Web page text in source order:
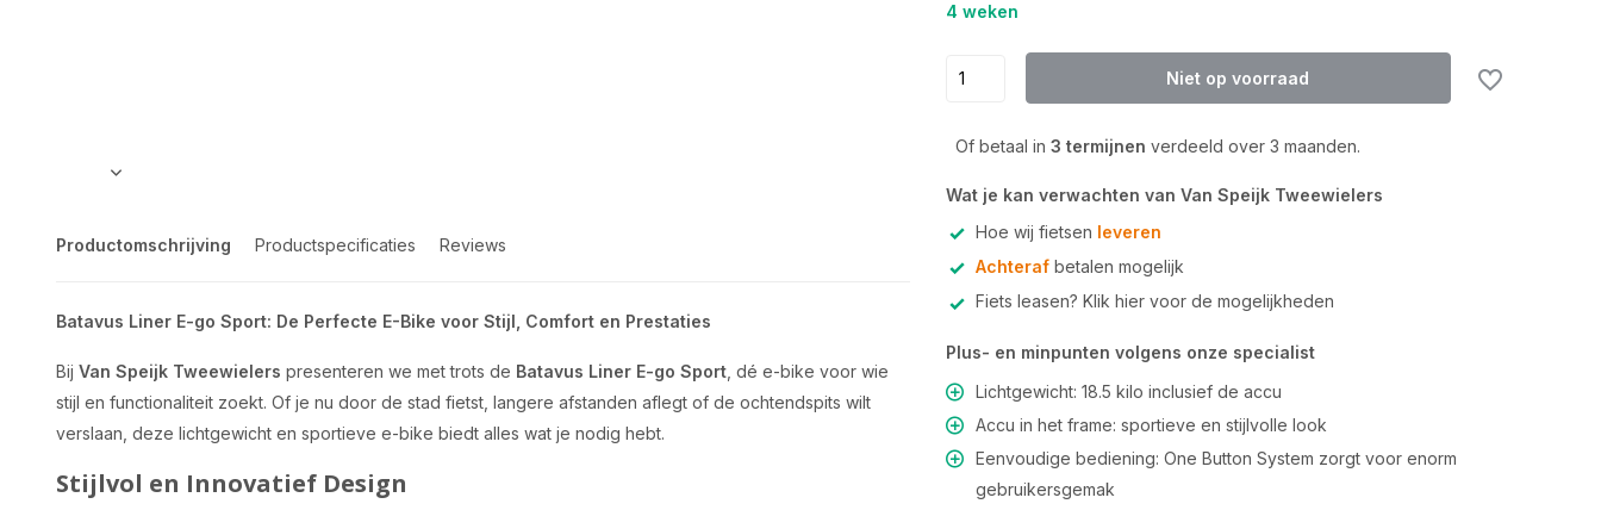
Productomschrijving Productspecificaties Reviews
Batavus Liner E-go Sport: De Perfecte E-Bike voor Stijl, Comfort en Prestaties
Bij Van Speijk Tweewielers presenteren we met trots de Batavus Liner E-go Sport , dé e-bike voor wie
stijl en functionaliteit zoekt. Of je nu door de stad fietst, langere afstanden aflegt of de ochtendspits wilt
verslaan, deze lichtgewicht en sportieve e-bike biedt alles wat je nodig hebt.
Stijlvol en Innovatief Design
4 weken
Niet op voorraad
Of betaal in 3 termijnen verdeeld over 3 maanden.
Wat je kan verwachten van Van Speijk Tweewielers
Hoe wij fietsen leveren
Achterafbetalen mogelijk
Fiets leasen? Klik hier voor de mogelijkheden
Plus- en minpunten volgens onze specialist
Lichtgewicht: 18.5 kilo inclusief de accu
Accu in het frame: sportieve en stijlvolle look
Eenvoudige bediening: One Button System zorgt voor enorm
gebruikersgemak